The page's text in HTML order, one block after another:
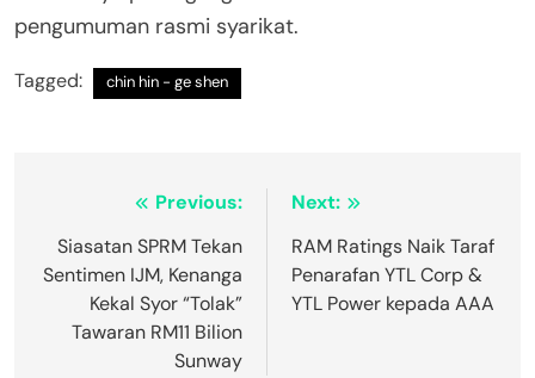
pengumuman rasmi syarikat.
Tagged: chin hin - ge shen
navigation
Previous:
Siasatan SPRM Tekan
Sentimen IJM, Kenanga
Kekal Syor “Tolak”
Tawaran RM11 Bilion
Sunway
Next:
RAM Ratings Naik Taraf
Penarafan YTL Corp &
YTL Power kepada AAA